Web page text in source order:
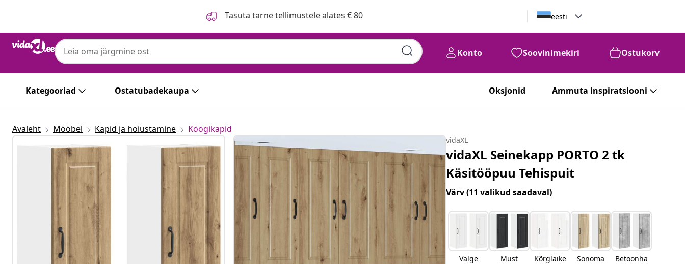
Tasuta tarne tellimustele alates € 80 eesti
Konto Soovinimekiri Ostukorv
Kategooriad Ostatubadekaupa Oksjonid Ammuta inspiratsiooni
Avaleht Mööbel Kapid ja hoiustamine Köögikapid
vidaXL
vidaXL Seinekapp PORTO 2 tk
Käsitööpuu Tehispuit
Värv(11 valikud saadaval)
Valge Must
Kõrgläike
Sonoma
Betoonha